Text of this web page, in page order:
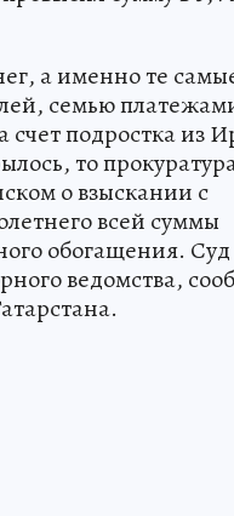
а именно те
семью
подростка из
то
о взыскании с
всей суммы
обогащения. Суд
ведомства,